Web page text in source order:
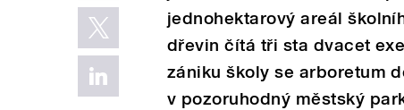
jednohektarový areál
dřevin čítá tři sta dvacet
zániku školy se arboretum
v pozoruhodný městský